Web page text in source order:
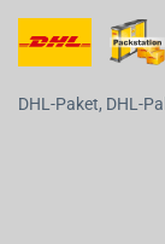
DHL-Paket, DHL-